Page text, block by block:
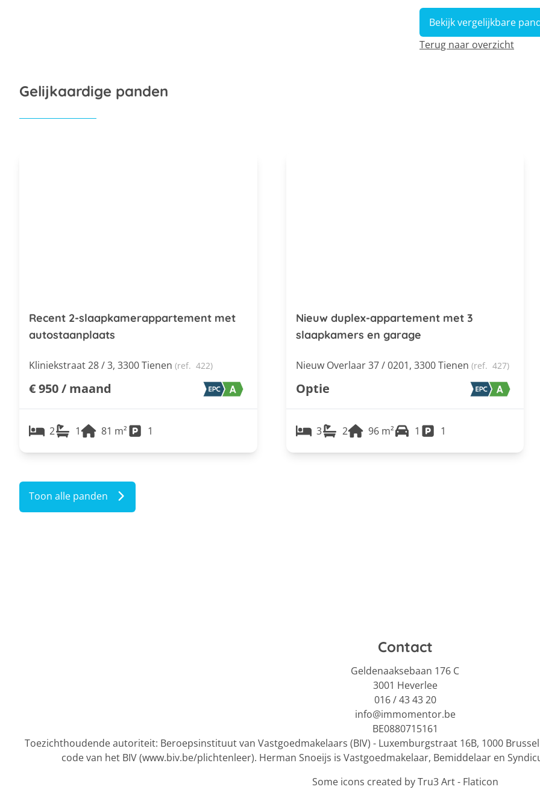
Bekijk vergelijkbare
Terug naar overzicht
Gelijkaardige panden
Recent 2-slaapkamerappartement met
autostaanplaats
Kliniekstraat 28 / 3, 3300 Tienen (ref. 422)
€ 950 / maand
2 1 81 m² 1
Nieuw duplex-appartement met 3
slaapkamers en garage
Nieuw Overlaar 37 / 0201, 3300 Tienen (ref. 427)
Optie
3 2 96 m² 1 1
Toon alle panden
Contact
Geldenaaksebaan 176 C
3001 Heverlee
016 / 43 43 20
info@immomentor.be
BE0880715161
Toezichthoudende autoriteit: Beroepsinstituut van Vastgoedmakelaars (BIV) - Luxemburgstraat 16B, 1000
code van het BIV (www.biv.be/plichtenleer). Herman Snoeijs is Vastgoedmakelaar, Bemiddelaar en
Some icons created by Tru3 Art - Flaticon